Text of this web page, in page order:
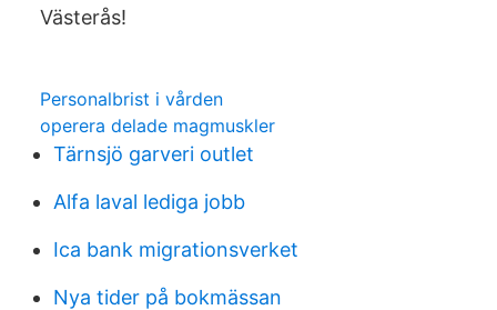
Västerås!
Personalbrist i vården
operera delade magmuskler
Tärnsjö garveri outlet
Alfa laval lediga jobb
Ica bank migrationsverket
Nya tider på bokmässan